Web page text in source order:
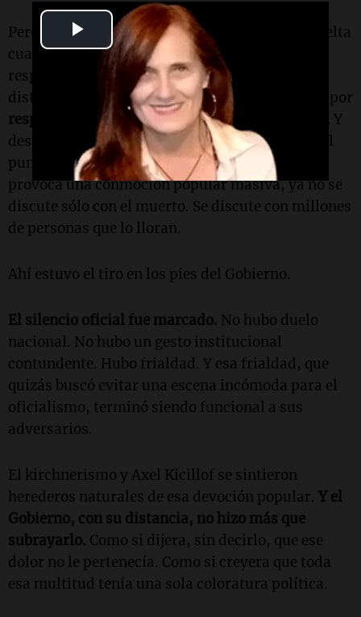
Play
Video
Pero una cosa son los chisporroteos de ida y vuelta
cuando alguien está vivo, cuando puede
responder, polemizar o defenderse. Otra muy
distinta es la reacción ante la muerte. Primero, por
respeto elemental a una persona que ya no está. Y
después, por algo todavía más evidente desde el
punto de vista político: cuando una muerte
provoca una conmoción popular masiva, ya no se
discute sólo con el muerto. Se discute con millones
de personas que lo lloran.
Ahí estuvo el tiro en los pies del Gobierno.
El silencio oficial fue marcado. No hubo duelo
nacional. No hubo un gesto institucional
contundente. Hubo frialdad. Y esa frialdad, que
quizás buscó evitar una escena incómoda para el
oficialismo, terminó siendo funcional a sus
adversarios.
El kirchnerismo y Axel Kicillof se sintieron
herederos naturales de esa devoción popular. Y el
Gobierno, con su distancia, no hizo más que
subrayarlo. Como si dijera, sin decirlo, que ese
dolor no le pertenecía. Como si creyera que toda
esa multitud tenía una sola coloratura política.